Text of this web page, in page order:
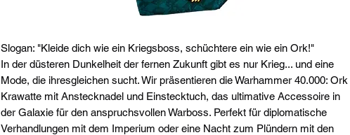
Slogan: "Kleide dich wie ein Kriegsboss, schüchtere ein wie ein Ork!"
In der düsteren Dunkelheit der fernen Zukunft gibt es nur Krieg... und eine
Mode, die ihresgleichen sucht. Wir präsentieren die Warhammer 40.000: Ork
Krawatte mit Anstecknadel und Einstecktuch, das ultimative Accessoire in
der Galaxie für den anspruchsvollen Warboss. Perfekt für diplomatische
Verhandlungen mit dem Imperium oder eine Nacht zum Plündern mit den